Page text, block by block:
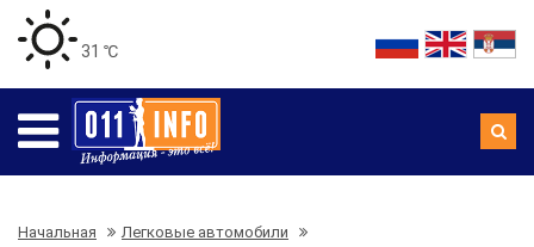
31 ℃
Начальная Легковые автомобили